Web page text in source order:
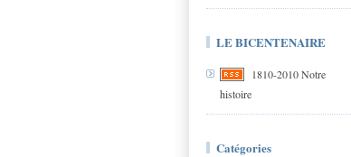
LE BICENTENAIRE
1810-2010 Notre
histoire
Catégories